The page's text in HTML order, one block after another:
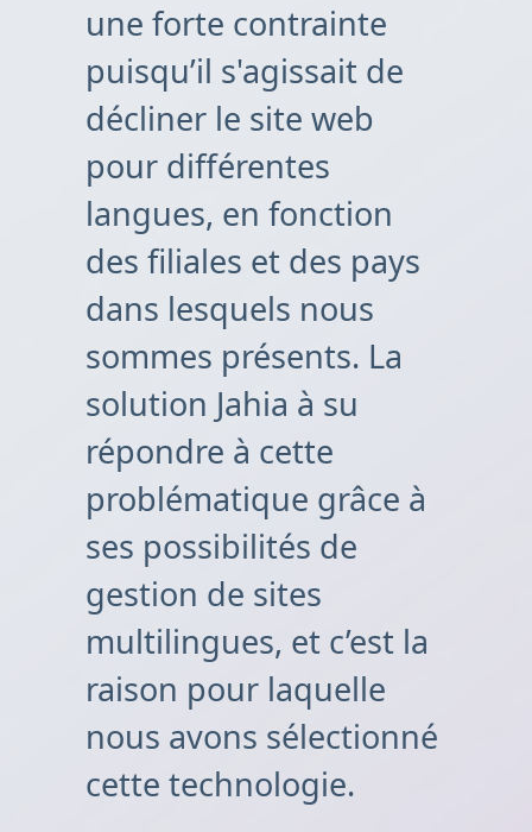
une forte contrainte
puisqu’il s'agissait de
décliner le site web
pour différentes
langues, en fonction
des filiales et des pays
dans lesquels nous
sommes présents. La
solution Jahia à su
répondre à cette
problématique grâce à
ses possibilités de
gestion de sites
multilingues, et c’est la
raison pour laquelle
nous avons sélectionné
cette technologie.